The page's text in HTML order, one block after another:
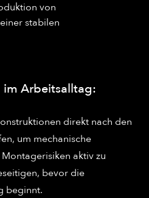
von
stabilen
im Arbeitsalltag:
direkt nach den
um mechanische
aktiv zu
bevor die
beginnt.